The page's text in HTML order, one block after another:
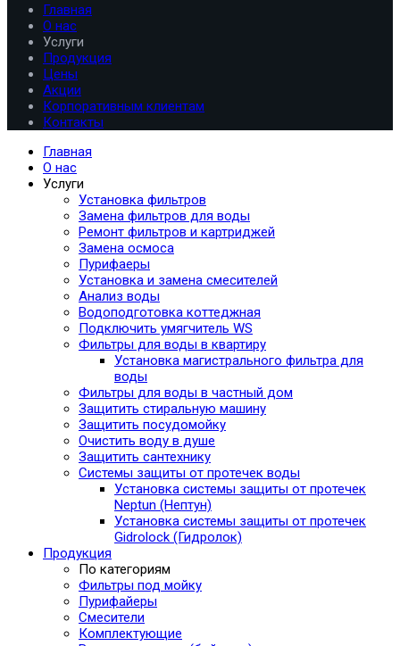
Главная
О нас
Услуги
Продукция
Цены
Акции
Корпоративным клиентам
Контакты
Главная
О нас
Услуги
Установка фильтров
Замена фильтров для воды
Ремонт фильтров и картриджей
Замена осмоса
Пурифаеры
Установка и замена смесителей
Анализ воды
Водоподготовка коттеджная
Подключить умягчитель WS
Фильтры для воды в квартиру
Установка магистрального фильтра для
воды
Фильтры для воды в частный дом
Защитить стиральную машину
Защитить посудомойку
Очистить воду в душе
Защитить сантехнику
Системы защиты от протечек воды
Установка системы защиты от протечек
Neptun (Нептун)
Установка системы защиты от протечек
Gidrolock (Гидролок)
Продукция
По категориям
Фильтры под мойку
Пурифайеры
Смесители
Комплектующие